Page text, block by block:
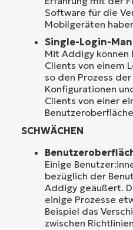
Software für die
Mobilgeräten
Single-Login-
Mit Addigy können
Clients von einem
so den Prozess
Konfigurationen
Clients von einer
SCHWÄCHEN
Einige
bezüglich der
Addigy geäußert.
einige Prozesse
Beispiel das
zwischen